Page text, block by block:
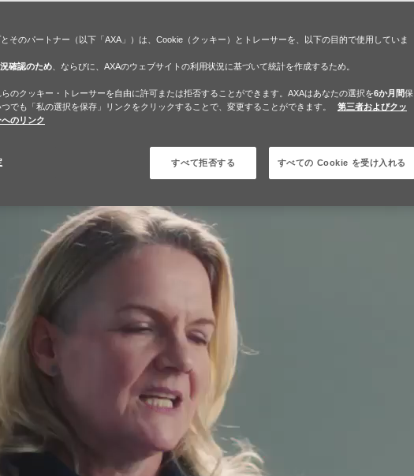
そのパートナー（以下「AXA」）は、Cookie（クッキー）とトレーサーを、以下の目的で使用していま
確認のため 、ならびに、AXAのウェブサイトの利用状況に基づいて統計を作成するため。
のクッキー・トレーサーを自由に許可または拒否することができます。AXAはあなたの選択を6か月間保
でも「私の選択を保存」リンクをクリックすることで、変更することができます。
第三者およびクッ
のリンク
すべて拒否する すべての Cookie を受け入れる